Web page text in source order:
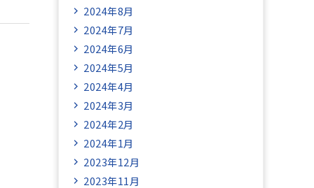
2024年8月
2024年7月
2024年6月
2024年5月
2024年4月
2024年3月
2024年2月
2024年1月
2023年12月
2023年11月